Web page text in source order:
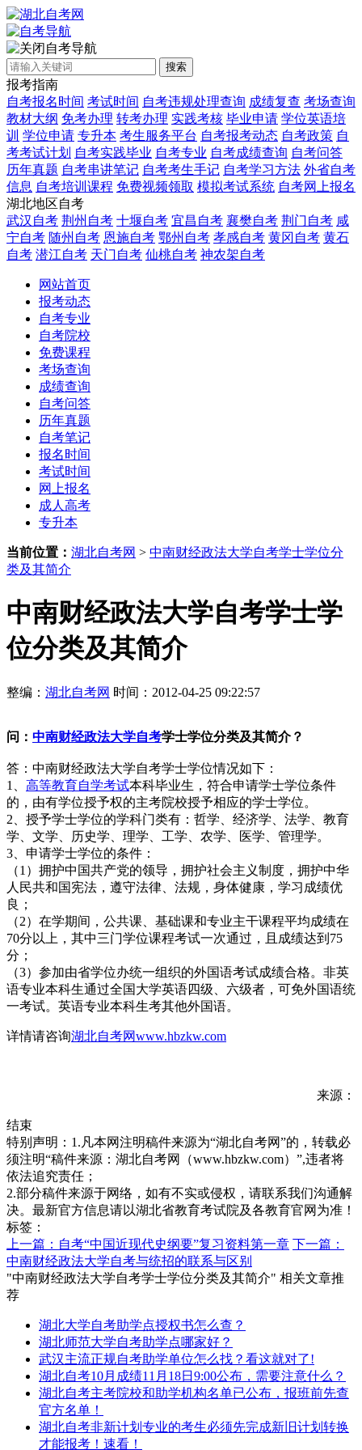
自考导航
搜索
报考指南
自考报名时间 考试时间 自考违规处理查询 成绩复查 考场查询
教材大纲 免考办理 转考办理 实践考核 毕业申请 学位英语培
训 学位申请 专升本 考生服务平台 自考报考动态 自考政策 自
考考试计划 自考实践毕业 自考专业 自考成绩查询 自考问答
历年真题 自考串讲笔记 自考考生手记 自考学习方法 外省自考
信息 自考培训课程 免费视频领取 模拟考试系统 自考网上报名
湖北地区自考
武汉自考 荆州自考 十堰自考 宜昌自考 襄樊自考 荆门自考 咸
宁自考 随州自考 恩施自考 鄂州自考 孝感自考 黄冈自考 黄石
自考 潜江自考 天门自考 仙桃自考 神农架自考
网站首页
报考动态
自考专业
自考院校
免费课程
考场查询
成绩查询
自考问答
历年真题
自考笔记
报名时间
考试时间
网上报名
成人高考
专升本
当前位置： 湖北自考网 > 中南财经政法大学自考学士学位分
类及其简介
中南财经政法大学自考学士学
位分类及其简介
整编： 湖北自考网 时间：2012-04-25 09:22:57
问： 中南财经政法大学自考学士学位分类及其简介？
答：中南财经政法大学自考学士学位情况如下：
1、 高等教育自学考试本科毕业生，符合申请学士学位条件
的，由有学位授予权的主考院校授予相应的学士学位。
2、授予学士学位的学科门类有：哲学、经济学、法学、教育
学、文学、历史学、理学、工学、农学、医学、管理学。
3、申请学士学位的条件：
（1）拥护中国共产党的领导，拥护社会主义制度，拥护中华
人民共和国宪法，遵守法律、法规，身体健康，学习成绩优
良；
（2）在学期间，公共课、基础课和专业主干课程平均成绩在
70分以上，其中三门学位课程考试一次通过，且成绩达到75
分；
（3）参加由省学位办统一组织的外国语考试成绩合格。非英
语专业本科生通过全国大学英语四级、六级者，可免外国语统
一考试。英语专业本科生考其他外国语。
详情请咨询湖北自考网www.hbzkw.com
来源：
结束
特别声明：1.凡本网注明稿件来源为“湖北自考网”的，转载必
须注明“稿件来源：湖北自考网（www.hbzkw.com）”,违者将
依法追究责任；
2.部分稿件来源于网络，如有不实或侵权，请联系我们沟通解
决。最新官方信息请以湖北省教育考试院及各教育官网为准！
标签：
上一篇：自考“中国近现代史纲要”复习资料第一章 下一篇：
中南财经政法大学自考与统招的联系与区别
"中南财经政法大学自考学士学位分类及其简介" 相关文章推
荐
湖北大学自考助学点授权书怎么查？
湖北师范大学自考助学点哪家好？
武汉主流正规自考助学单位怎么找？看这就对了!
湖北自考10月成绩11月18日9:00公布，需要注意什么？
湖北自考主考院校和助学机构名单已公布，报班前先查
官方名单！
湖北自考非新计划专业的考生必须先完成新旧计划转换
才能报考！速看！